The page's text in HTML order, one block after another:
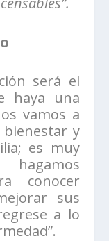
será el
haya una
vamos a
y
es muy
conocer
sus
a lo